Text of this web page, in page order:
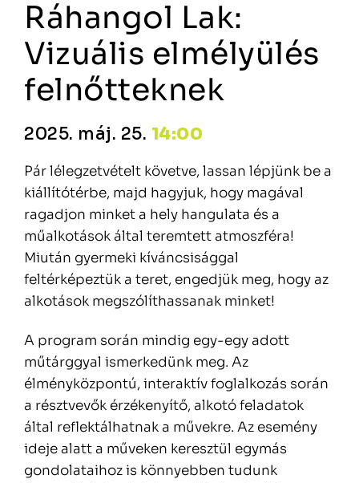
Ráhangol Lak:
Vizuális elmélyülés
felnőtteknek
2025. máj. 25. 14:00
Pár lélegzetvételt követve, lassan lépjünk be a
kiállítótérbe, majd hagyjuk, hogy magával
ragadjon minket a hely hangulata és a
műalkotások által teremtett atmoszféra!
Miután gyermeki kíváncsisággal
feltérképeztük a teret, engedjük meg, hogy az
alkotások megszólíthassanak minket!
A program során mindig egy-egy adott
műtárggyal ismerkedünk meg. Az
élményközpontú, interaktív foglalkozás során
a résztvevők érzékenyítő, alkotó feladatok
által reflektálhatnak a művekre. Az esemény
ideje alatt a műveken keresztül egymás
gondolataihoz is könnyebben tudunk